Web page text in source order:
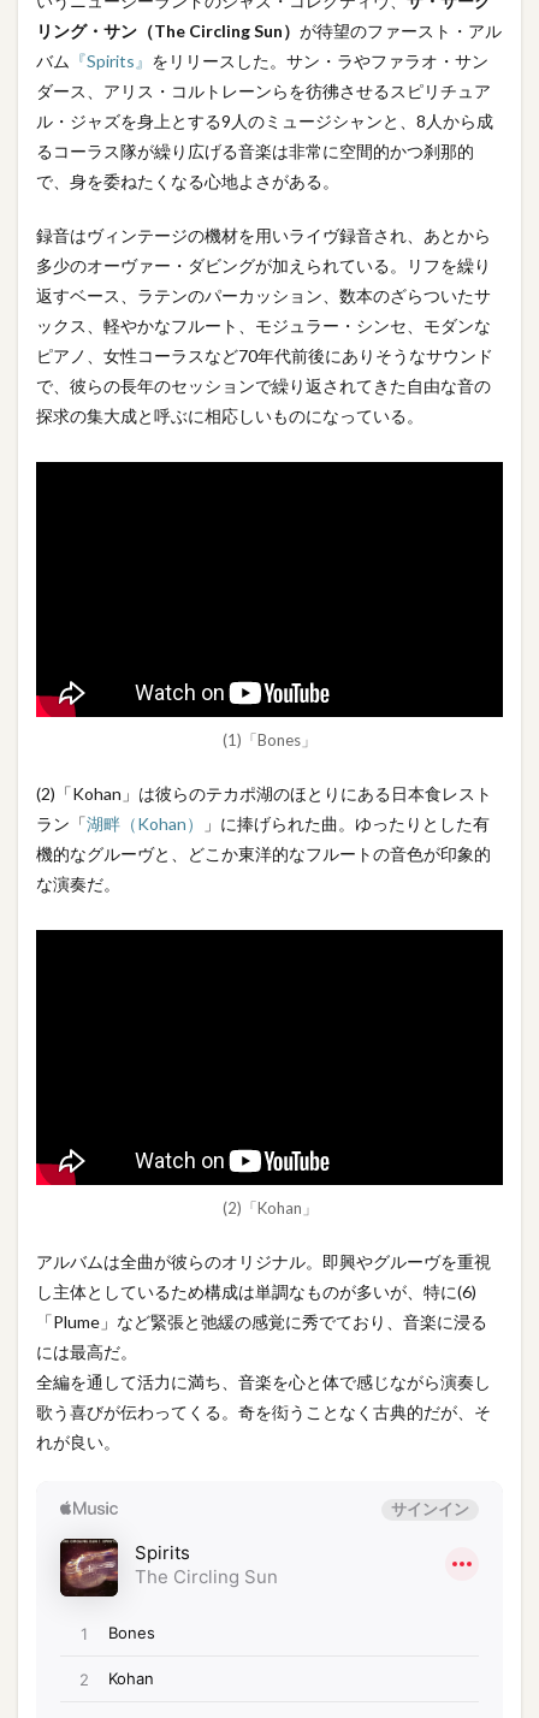
リング・サン（The Circling Sun） が待望のファースト・アル
バム 『Spirits』 をリリースした。サン・ラやファラオ・サン
ダース、アリス・コルトレーンらを彷彿させるスピリチュア
ル・ジャズを身上とする9人のミュージシャンと、8人から成
るコーラス隊が繰り広げる音楽は非常に空間的かつ刹那的
で、身を委ねたくなる心地よさがある。
録音はヴィンテージの機材を用いライヴ録音され、あとから
多少のオーヴァー・ダビングが加えられている。リフを繰り
返すベース、ラテンのパーカッション、数本のざらついたサ
ックス、軽やかなフルート、モジュラー・シンセ、モダンな
ピアノ、女性コーラスなど70年代前後にありそうなサウンド
で、彼らの長年のセッションで繰り返されてきた自由な音の
探求の集大成と呼ぶに相応しいものになっている。
(1)「Bones」
(2)「Kohan」は彼らのテカポ湖のほとりにある日本食レスト
ラン「湖畔（Kohan）
」に捧げられた曲。ゆったりとした有
機的なグルーヴと、どこか東洋的なフルートの音色が印象的
な演奏だ。
(2)「Kohan」
アルバムは全曲が彼らのオリジナル。即興やグルーヴを重視
し主体としているため構成は単調なものが多いが、特に(6)
「Plume」など緊張と弛緩の感覚に秀でており、音楽に浸る
には最高だ。
全編を通して活力に満ち、音楽を心と体で感じながら演奏し
歌う喜びが伝わってくる。奇を衒うことなく古典的だが、そ
れが良い。